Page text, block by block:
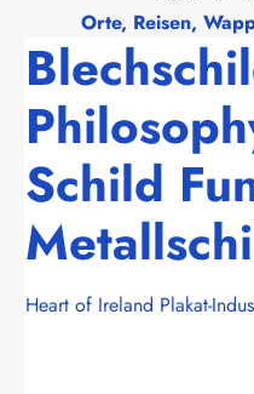
Orte, Reisen,
Schild
Heart of Ireland Plakat-